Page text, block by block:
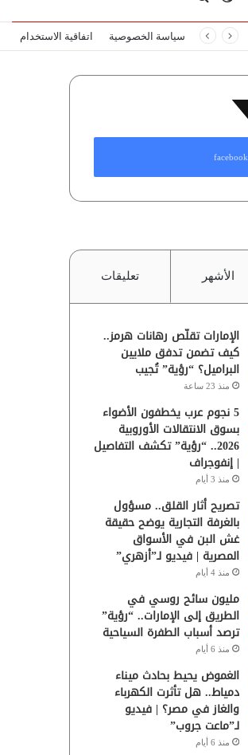
عنالمظلم
سياسة الخصوصية اتفاقية الاستخدام
facebook
الأشهر تعليقات
الإمارات تقلّص رهانات هرمز..
كيف تضمن تدفق ملايين
البراميل؟ “رؤية” تُجيب
منذ 23 ساعة
5 نجوم عرب يخطفون الأضواء
بسوق الانتقالات الأوروبية
2026.. “رؤية” تكشف التفاصيل
| إنفوجراف
منذ 3 أيام
تصريح أثار القلق.. مسؤول
بالغرفة التجارية يوضح حقيقة
غش البن في الأسواق
المصرية | فيديو لـ”أزهري”
منذ 4 أيام
مليون سائح روسي في
الطريق إلى الإمارات.. “رؤية”
ترصد أسباب الطفرة السياحية
منذ 6 أيام
الغموض يحيط بحادث ميناء
دمياط.. هل تأثرت الكهرباء
والغاز في مصر؟ | فيديو
لـ”ماعت جروب”
منذ 6 أيام